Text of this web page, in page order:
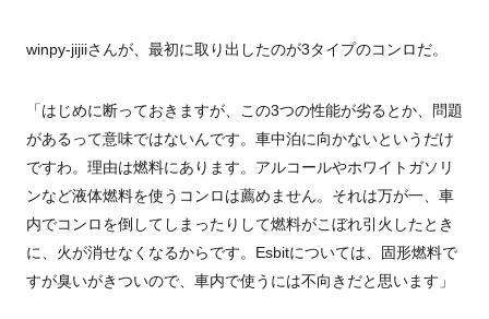
winpy-jijiiさんが、最初に取り出したのが3タイプのコンロだ。
「はじめに断っておきますが、この3つの性能が劣るとか、問題
があるって意味ではないんです。車中泊に向かないというだけ
ですわ。理由は燃料にあります。アルコールやホワイトガソリ
ンなど液体燃料を使うコンロは薦めません。それは万が一、車
内でコンロを倒してしまったりして燃料がこぼれ引火したとき
に、火が消せなくなるからです。Esbitについては、固形燃料で
すが臭いがきついので、車内で使うには不向きだと思います」